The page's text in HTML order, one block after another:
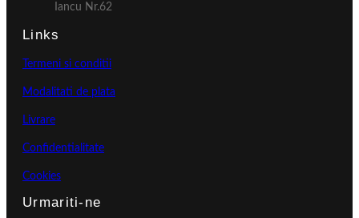
Iancu Nr.62
Links
Termeni si conditii
Modalitati de plata
Livrare
Confidentialitate
Cookies
Urmariti-ne